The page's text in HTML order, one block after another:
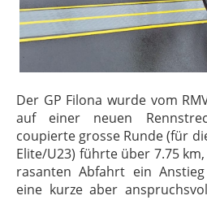
Der GP Filona wurde vom
auf einer neuen
coupierte grosse Runde (für
Elite/U23) führte über 7.75
rasanten Abfahrt ein
eine kurze aber